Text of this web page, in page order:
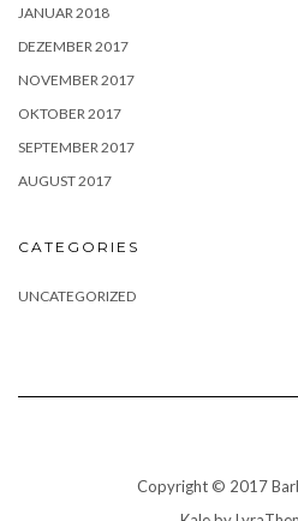
JANUAR 2018
DEZEMBER 2017
NOVEMBER 2017
OKTOBER 2017
SEPTEMBER 2017
AUGUST 2017
CATEGORIES
UNCATEGORIZED
Copyright © 2017